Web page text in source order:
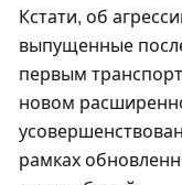
Кстати, об
выпущенные
первым
новом
рамках